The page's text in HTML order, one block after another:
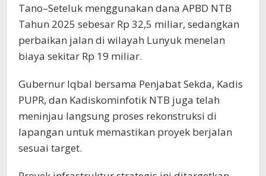
Tano–Seteluk menggunakan dana APBD NTB
Tahun 2025 sebesar Rp 32,5 miliar, sedangkan
perbaikan jalan di wilayah Lunyuk menelan
biaya sekitar Rp 19 miliar.
Gubernur Iqbal bersama Penjabat Sekda, Kadis
PUPR, dan Kadiskominfotik NTB juga telah
meninjau langsung proses rekonstruksi di
lapangan untuk memastikan proyek berjalan
sesuai target.